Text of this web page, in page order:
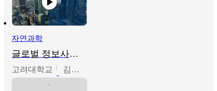
자연과학
글로벌 정보사회와 통계의 창의적 기능
고려대학교 김희영